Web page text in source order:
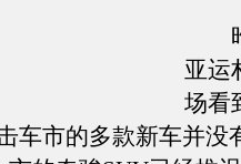
昨
亚运
场看
车市的多款新车并没